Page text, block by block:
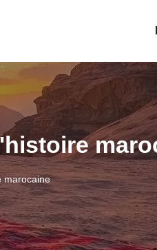
marocaine